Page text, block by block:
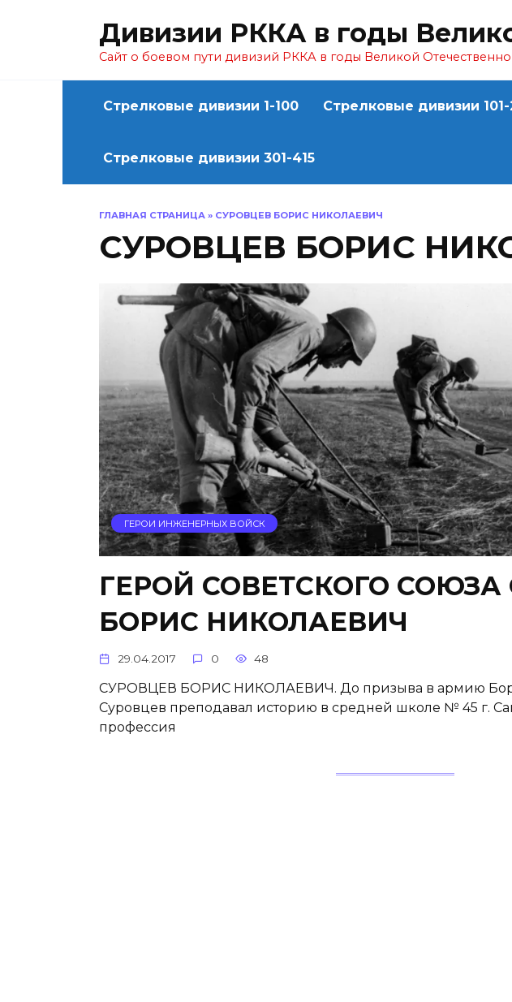
Дивизии РККА в годы
Сайт о боевом пути дивизий РККА в годы Великой
Стрелковые дивизии 1-100 Стрелковые дивизии
Стрелковые дивизии 301-415
ГЛАВНАЯ СТРАНИЦА » СУРОВЦЕВ БОРИС НИКОЛАЕВИЧ
СУРОВЦЕВ БОРИС
ГЕРОИ ИНЖЕНЕРНЫХ ВОЙСК
ГЕРОЙ СОВЕТСКОГО СОЮЗА
БОРИС НИКОЛАЕВИЧ
29.04.2017 0 48
СУРОВЦЕВ БОРИС НИКОЛАЕВИЧ. До призыва в армию
Суровцев преподавал исто­рию в средней школе № 45 г.
профес­сия